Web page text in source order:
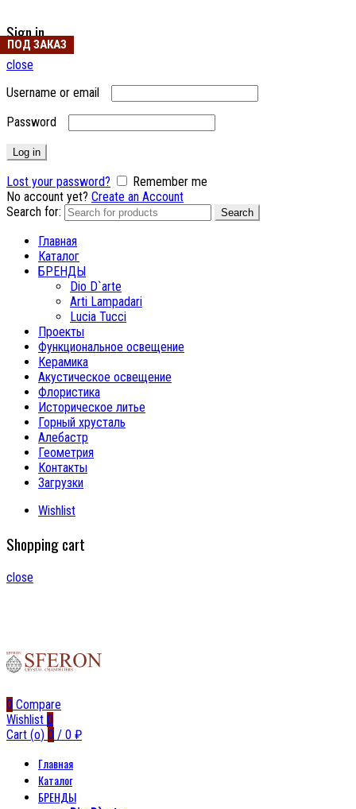
Sign in
close
Username or email
Password
Log in
Lost your password?
Remember me
No account yet? Create an Account
Search for:
Search
Главная
Каталог
БРЕНДЫ
Dio D`arte
Arti Lampadari
Lucia Tucci
Проекты
Функциональное освещение
Керамика
Акустическое освещение
Флористика
Историческое литье
Горный хрусталь
Алебастр
Геометрия
Контакты
Загрузки
Wishlist
Shopping cart
close
0 Compare
Wishlist 0
Cart (o) 0 / 0 ₽
Главная
Каталог
БРЕНДЫ
ПОД ЗАКАЗ